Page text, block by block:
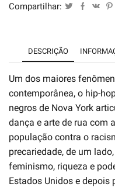
Cultura
Tricia
Rose
quantidade
Compartilhar:
DESCRIÇÃO
Um dos maiores
contemporânea, o hip-
negros de Nova York
dança e arte de rua com
população contra o
precariedade, de um
feminismo, riqueza e
Estados Unidos e depois